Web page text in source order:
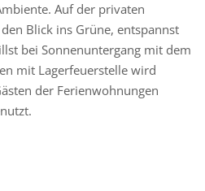
Auf der privaten
Blick ins Grüne, entspannst
bei Sonnenuntergang mit dem
mit Lagerfeuerstelle wird
der Ferienwohnungen